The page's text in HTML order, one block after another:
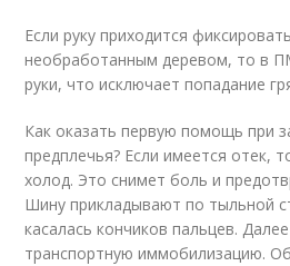
Если руку приходится
необработанным деревом, то в
руки, что исключает попадание
Как оказать первую помощь при
предплечья? Если имеется отек,
холод. Это снимет боль и
Шину прикладывают по тыльной
касалась кончиков пальцев.
транспортную иммобилизацию.